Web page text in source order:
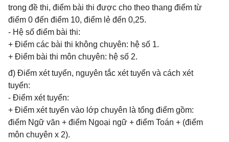
trong đề thi, điểm bài thi được cho theo thang điểm từ
điểm 0 đến điểm 10, điểm lẻ đến 0,25.
- Hệ số điểm bài thi:
+ Điểm các bài thi không chuyên: hệ số 1.
+ Điểm bài thi môn chuyên: hệ số 2.
đ) Điểm xét tuyển, nguyên tắc xét tuyển và cách xét
tuyển:
- Điểm xét tuyển:
+ Điểm xét tuyển vào lớp chuyên là tổng điểm gồm:
điểm Ngữ văn + điểm Ngoại ngữ + điểm Toán + (điểm
môn chuyên x 2).